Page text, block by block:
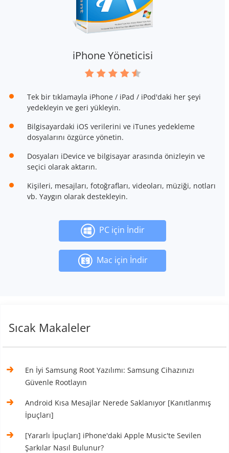
iPhone Yöneticisi
Tek bir tıklamayla iPhone / iPad / iPod'daki her şeyi
yedekleyin ve geri yükleyin.
Bilgisayardaki iOS verilerini ve iTunes yedekleme
dosyalarını özgürce yönetin.
Dosyaları iDevice ve bilgisayar arasında önizleyin ve
seçici olarak aktarın.
Kişileri, mesajları, fotoğrafları, videoları, müziği, notları
vb. Yaygın olarak destekleyin.
PC için İndir
Mac için İndir
Sıcak Makaleler
En İyi Samsung Root Yazılımı: Samsung Cihazınızı
Güvenle Rootlayın
Android Kısa Mesajlar Nerede Saklanıyor [Kanıtlanmış
İpuçları]
[Yararlı İpuçları] iPhone'daki Apple Music'te Sevilen
Şarkılar Nasıl Bulunur?